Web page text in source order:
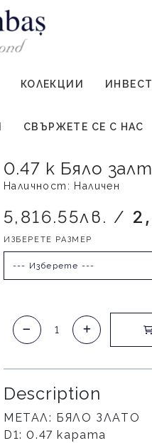
КОЛЕКЦИИ
СВЪРЖЕТЕ СЕ С НАС
0.47 к Бяло
Наличност: Наличен
5,816.55лв. /
ИЗБЕРЕТЕ РАЗМЕР
--- Изберете ---
Description
МЕТАЛ: БЯЛО ЗЛАТО
D1: 0.47 карата